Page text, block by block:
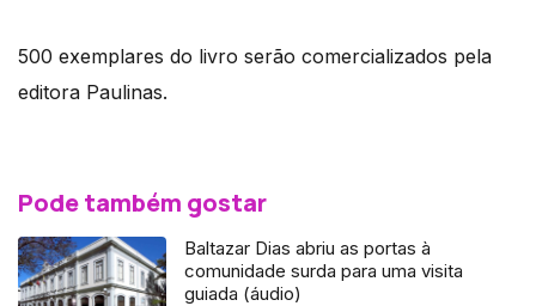
500 exemplares do livro serão comercializados pela
editora Paulinas.
Pode também gostar
Baltazar Dias abriu as portas à
comunidade surda para uma visita
guiada (áudio)